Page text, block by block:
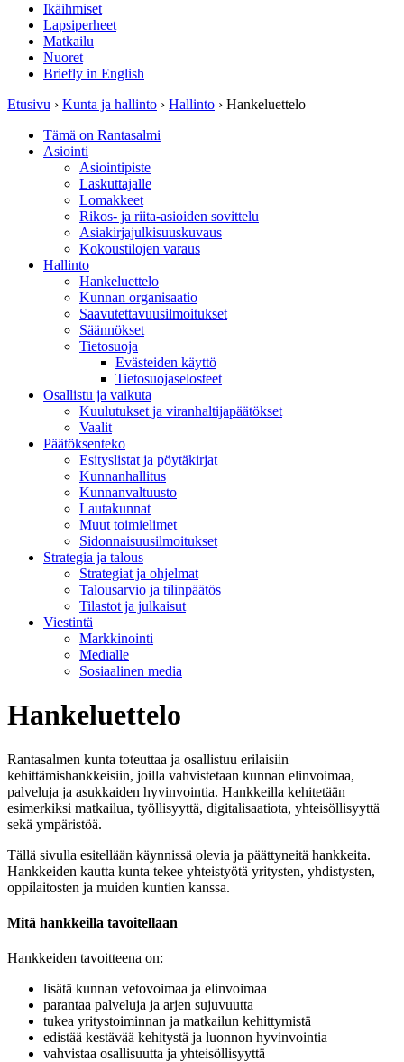
Ikäihmiset
Lapsiperheet
Matkailu
Nuoret
Briefly in English
Etusivu › Kunta ja hallinto › Hallinto › Hankeluettelo
Tämä on Rantasalmi
Asiointi
Asiointipiste
Laskuttajalle
Lomakkeet
Rikos- ja riita-asioiden sovittelu
Asiakirjajulkisuuskuvaus
Kokoustilojen varaus
Hallinto
Hankeluettelo
Kunnan organisaatio
Saavutettavuusilmoitukset
Säännökset
Tietosuoja
Evästeiden käyttö
Tietosuojaselosteet
Osallistu ja vaikuta
Kuulutukset ja viranhaltijapäätökset
Vaalit
Päätöksenteko
Esityslistat ja pöytäkirjat
Kunnanhallitus
Kunnanvaltuusto
Lautakunnat
Muut toimielimet
Sidonnaisuusilmoitukset
Strategia ja talous
Strategiat ja ohjelmat
Talousarvio ja tilinpäätös
Tilastot ja julkaisut
Viestintä
Markkinointi
Medialle
Sosiaalinen media
Hankeluettelo
Rantasalmen kunta toteuttaa ja osallistuu erilaisiin
kehittämishankkeisiin, joilla vahvistetaan kunnan elinvoimaa,
palveluja ja asukkaiden hyvinvointia. Hankkeilla kehitetään
esimerkiksi matkailua, työllisyyttä, digitalisaatiota, yhteisöllisyyttä
sekä ympäristöä.
Tällä sivulla esitellään käynnissä olevia ja päättyneitä hankkeita.
Hankkeiden kautta kunta tekee yhteistyötä yritysten, yhdistysten,
oppilaitosten ja muiden kuntien kanssa.
Mitä hankkeilla tavoitellaan
Hankkeiden tavoitteena on:
lisätä kunnan vetovoimaa ja elinvoimaa
parantaa palveluja ja arjen sujuvuutta
tukea yritystoiminnan ja matkailun kehittymistä
edistää kestävää kehitystä ja luonnon hyvinvointia
vahvistaa osallisuutta ja yhteisöllisyyttä